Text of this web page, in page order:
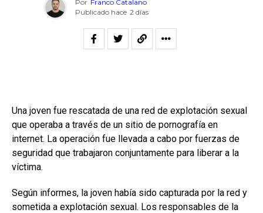
Por Franco Catalano
Publicado hace 2 días
Una joven fue rescatada de una red de explotación sexual
que operaba a través de un sitio de pornografía en
internet. La operación fue llevada a cabo por fuerzas de
seguridad que trabajaron conjuntamente para liberar a la
víctima.
Según informes, la joven había sido capturada por la red y
sometida a explotación sexual. Los responsables de la